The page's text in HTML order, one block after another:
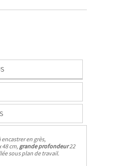
en grès,
48 cm, grande profondeur22
sous plan de travail.